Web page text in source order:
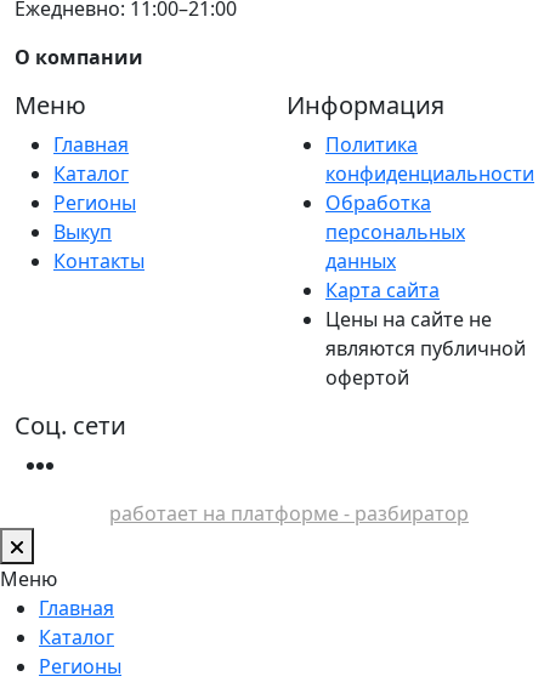
Ежедневно: 11:00–21:00
О компании
Меню
Главная
Каталог
Регионы
Выкуп
Контакты
Информация
Политика
конфиденциальности
Обработка
персональных
данных
Карта сайта
Цены на сайте не
являются публичной
офертой
Соц. сети
работает на платформе - разбиратор
Меню
Главная
Каталог
Регионы